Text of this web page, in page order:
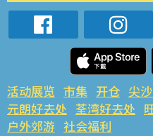
活动展览 市集 开仓 尖
元朗好去处 荃湾好去处
户外郊游 社会福利